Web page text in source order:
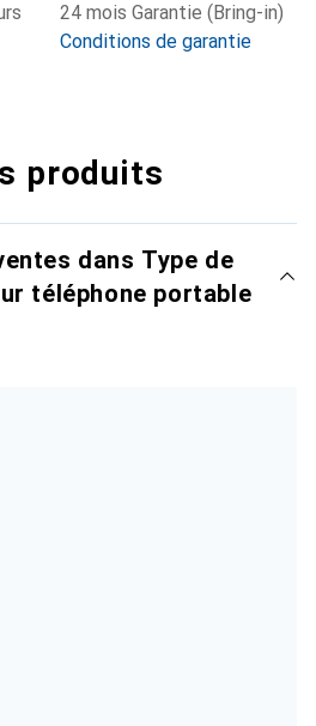
24 mois Garantie (Bring-in)
Conditions de garantie
produits
dans Type de
téléphone portable